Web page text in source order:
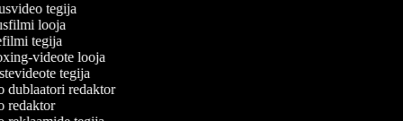
tegija
looja
tegija
videote looja
tegija
redaktor